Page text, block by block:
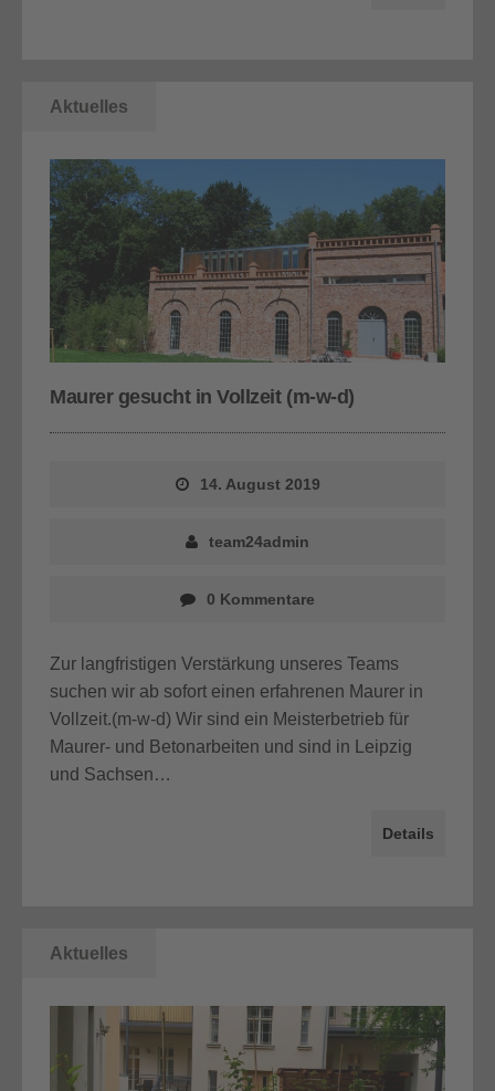
Aktuelles
Maurer gesucht in Vollzeit (m-w-d)
14. August 2019
team24admin
0 Kommentare
Zur langfristigen Verstärkung unseres Teams
suchen wir ab sofort einen erfahrenen Maurer in
Vollzeit.(m-w-d) Wir sind ein Meisterbetrieb für
Maurer- und Betonarbeiten und sind in Leipzig
und Sachsen…
Details
Aktuelles